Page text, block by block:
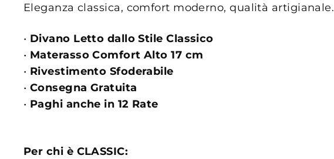
Eleganza classica, comfort moderno, qualità artigianale.
• Divano Letto dallo Stile Classico
• Materasso Comfort Alto 17 cm
• Rivestimento Sfoderabile
• Consegna Gratuita
• Paghi anche in 12 Rate
Per chi è CLASSIC: